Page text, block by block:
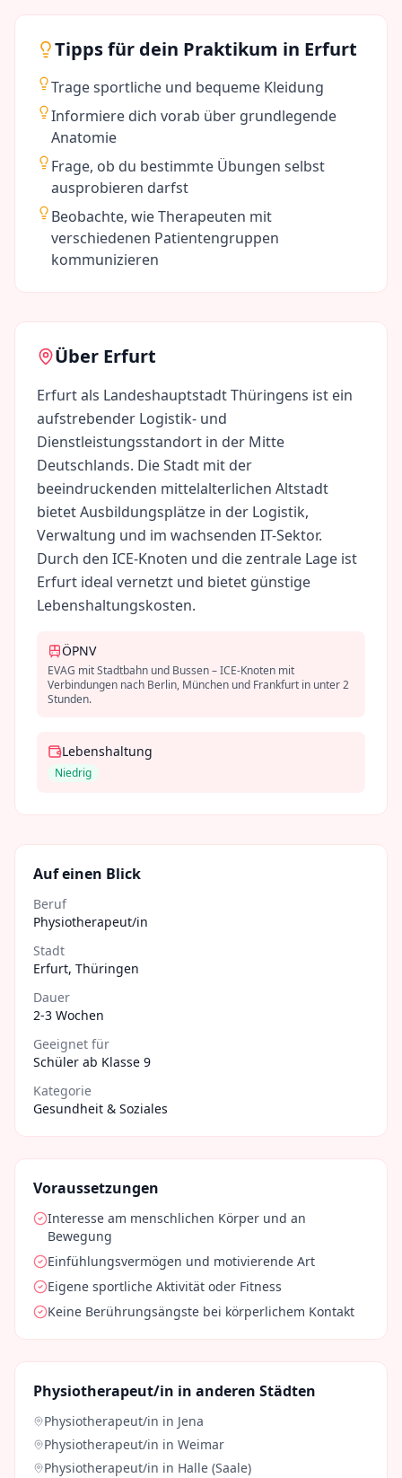
Tipps für dein Praktikum in Erfurt
Trage sportliche und bequeme Kleidung
Informiere dich vorab über grundlegende
Anatomie
Frage, ob du bestimmte Übungen selbst
ausprobieren darfst
Beobachte, wie Therapeuten mit
verschiedenen Patientengruppen
kommunizieren
Über Erfurt
Erfurt als Landeshauptstadt Thüringens ist ein
aufstrebender Logistik- und
Dienstleistungsstandort in der Mitte
Deutschlands. Die Stadt mit der
beeindruckenden mittelalterlichen Altstadt
bietet Ausbildungsplätze in der Logistik,
Verwaltung und im wachsenden IT-Sektor.
Durch den ICE-Knoten und die zentrale Lage ist
Erfurt ideal vernetzt und bietet günstige
Lebenshaltungskosten.
ÖPNV
EVAG mit Stadtbahn und Bussen – ICE-Knoten mit
Verbindungen nach Berlin, München und Frankfurt in unter 2
Stunden.
Lebenshaltung
Niedrig
Auf einen Blick
Beruf
Physiotherapeut/in
Stadt
Erfurt, Thüringen
Dauer
2-3 Wochen
Geeignet für
Schüler ab Klasse 9
Kategorie
Gesundheit & Soziales
Voraussetzungen
Interesse am menschlichen Körper und an
Bewegung
Einfühlungsvermögen und motivierende Art
Eigene sportliche Aktivität oder Fitness
Keine Berührungsängste bei körperlichem Kontakt
Physiotherapeut/in in anderen Städten
Physiotherapeut/in in Jena
Physiotherapeut/in in Weimar
Physiotherapeut/in in Halle (Saale)